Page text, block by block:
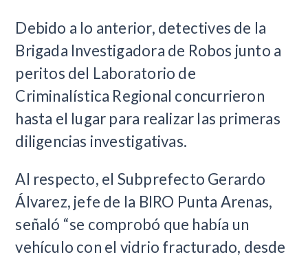
Debido a lo anterior, detectives de la
Brigada Investigadora de Robos junto a
peritos del Laboratorio de
Criminalística Regional concurrieron
hasta el lugar para realizar las primeras
diligencias investigativas.
Al respecto, el Subprefecto Gerardo
Álvarez, jefe de la BIRO Punta Arenas,
señaló “se comprobó que había un
vehículo con el vidrio fracturado, desde